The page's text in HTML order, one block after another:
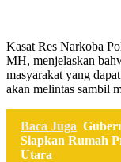
Kasat Res Narkoba
MH, menjelaskan
masyarakat yang
akan melintas sambil
Baca Juga
Siapkan Rumah
Utara